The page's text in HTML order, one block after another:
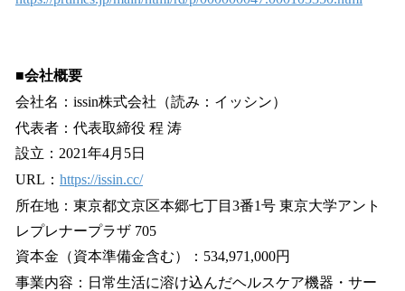
■会社概要
会社名：issin株式会社（読み：イッシン）
代表者：代表取締役 程 涛
設立：2021年4月5日
URL： https://issin.cc/
所在地：東京都文京区本郷七丁目3番1号 東京大学アント
レプレナープラザ 705
資本金（資本準備金含む​​）：534,971,000円
事業内容：日常生活に溶け込んだヘルスケア機器・サー